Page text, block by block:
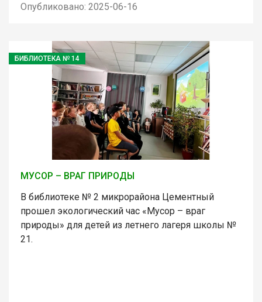
Опубликовано: 2025-06-16
БИБЛИОТЕКА № 14
МУСОР – ВРАГ ПРИРОДЫ
В библиотеке № 2 микрорайона Цементный
прошел экологический час «Мусор – враг
природы» для детей из летнего лагеря школы №
21.